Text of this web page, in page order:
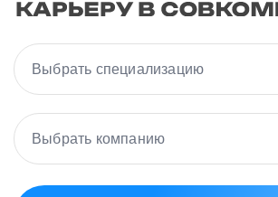
Выбрать специализацию
Выбрать компанию